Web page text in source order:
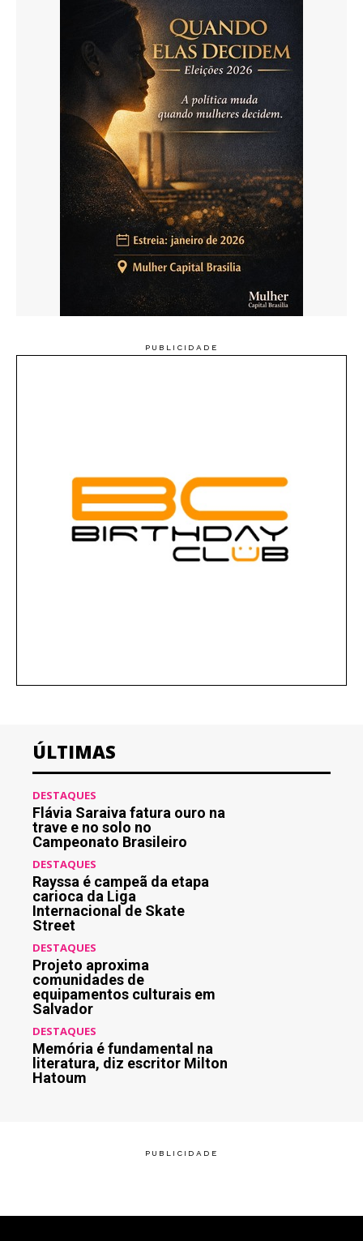
ÚLTIMAS
DESTAQUES
Flávia Saraiva fatura ouro na
trave e no solo no
Campeonato Brasileiro
DESTAQUES
Rayssa é campeã da etapa
carioca da Liga
Internacional de Skate
Street
DESTAQUES
Projeto aproxima
comunidades de
equipamentos culturais em
Salvador
DESTAQUES
Memória é fundamental na
literatura, diz escritor Milton
Hatoum